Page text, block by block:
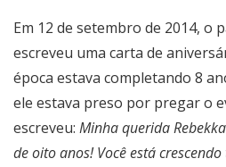
Em 12 de setembro de 2014, o
escreveu uma carta de
época estava completando 8
ele estava preso por pregar o
escreveu: Minha querida
de oito anos! Você está